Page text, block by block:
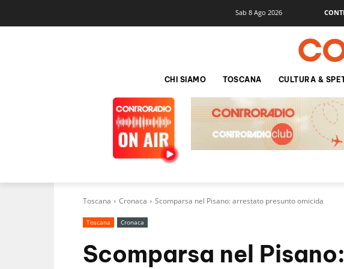
Sab 8 Ago 2026
CHI SIAMO TOSCANA CULTURA &
Toscana Cronaca Scomparsa nel Pisano: arrestato presunto omicida
Toscana Cronaca
Scomparsa nel